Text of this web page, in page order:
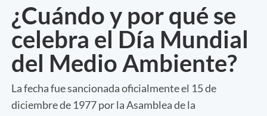
¿Cuándo y por qué se
celebra el Día Mundial
del Medio Ambiente?
La fecha fue sancionada oficialmente el 15 de
diciembre de 1977 por la Asamblea de la